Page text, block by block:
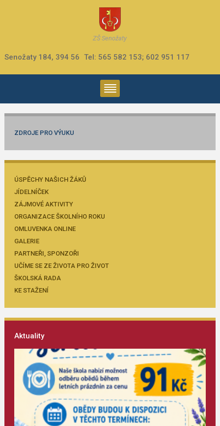
ZŠ Senožaty
Senožaty 184, 394 56 Tel: 565 582 153; 602 951 117
ZDROJE PRO VÝUKU
ÚSPĚCHY NAŠICH ŽÁKŮ
JÍDELNÍČEK
ZÁJMOVÉ AKTIVITY
ORGANIZACE ŠKOLNÍHO ROKU
OMLUVENKA ONLINE
GALERIE
PARTNEŘI, SPONZOŘI
UČÍME SE ZE ŽIVOTA PRO ŽIVOT
ŠKOLSKÁ RADA
KE STAŽENÍ
Aktuality